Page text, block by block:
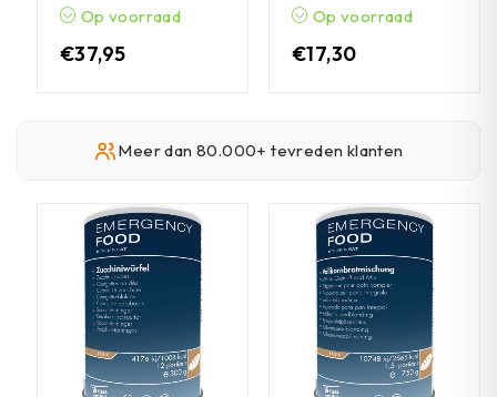
Op voorraad
€37,95
Op voorraad
€17,30
Meer dan 80.000+ tevreden klanten